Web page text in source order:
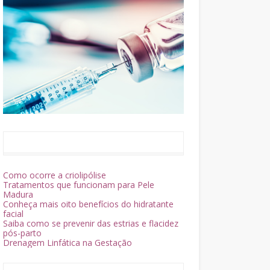
Como ocorre a criolipólise
Tratamentos que funcionam para Pele
Madura
Conheça mais oito benefícios do hidratante
facial
Saiba como se prevenir das estrias e flacidez
pós-parto
Drenagem Linfática na Gestação